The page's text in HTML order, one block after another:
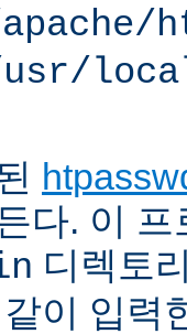
다. 이
디렉토
이 입력